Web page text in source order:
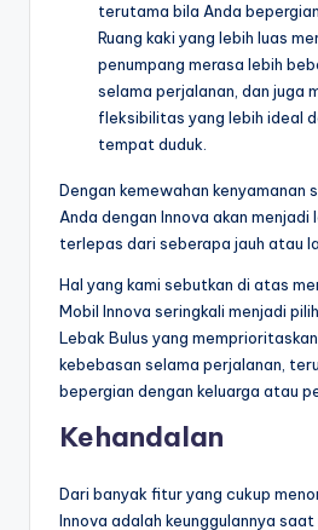
terutama bila Anda
Ruang kaki yang lebih luas
penumpang merasa lebih
selama perjalanan, dan juga
fleksibilitas yang lebih ideal
tempat duduk.
Dengan kemewahan kenyamanan
Anda dengan Innova akan menjadi
terlepas dari seberapa jauh atau
Hal yang kami sebutkan di atas
Mobil Innova seringkali menjadi
Lebak Bulus yang
kebebasan selama perjalanan,
bepergian dengan keluarga atau
Kehandalan
Dari banyak fitur yang cukup
Innova adalah keunggulannya